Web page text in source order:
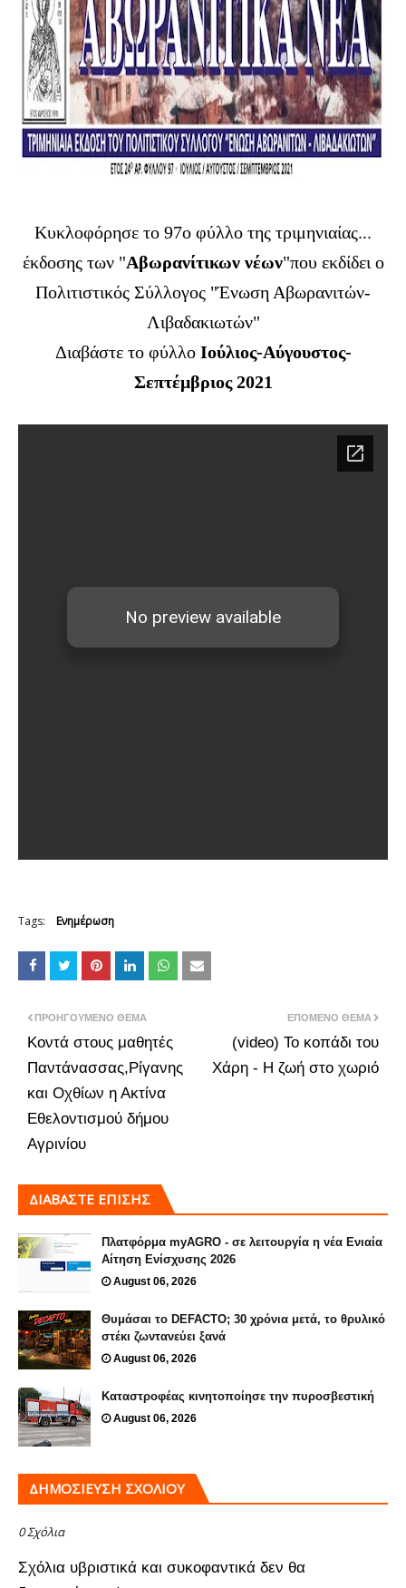
Κυκλοφόρησε το 97ο φύλλο της τριμηνιαίας...
έκδοσης των "Αβωρανίτικων νέων"που εκδίδει ο
Πολιτιστικός Σύλλογος "Ένωση Αβωρανιτών-
Λιβαδακιωτών"
Διαβάστε το φύλλο Ιούλιος-Αύγουστος-
Σεπτέμβριος 2021
Tags: Ενημέρωση
ΕΠΌΜΕΝΟ ΘΈΜΑ
(video) Το κοπάδι του
Χάρη - Η ζωή στο χωριό
ΠΡΟΗΓΟΎΜΕΝΟ ΘΈΜΑ
Κοντά στους μαθητές
Παντάνασσας,Ρίγανης
και Οχθίων η Ακτίνα
Εθελοντισμού δήμου
Αγρινίου
ΔΙΑΒΑΣΤΕ ΕΠΙΣΗΣ
Πλατφόρμα myAGRO - σε λειτουργία η νέα Ενιαία
Αίτηση Ενίσχυσης 2026
August 06, 2026
Θυμάσαι το DEFACTO; 30 χρόνια μετά, το θρυλικό
στέκι ζωντανεύει ξανά
August 06, 2026
Καταστροφέας κινητοποίησε την πυροσβεστική
August 06, 2026
ΔΗΜΟΣΊΕΥΣΗ ΣΧΟΛΊΟΥ
0 Σχόλια
Σχόλια υβριστικά και συκοφαντικά δεν θα